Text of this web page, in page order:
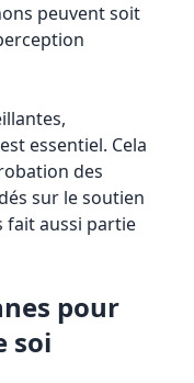
peuvent soit
essentiel. Cela
des
sur le soutien
fait aussi partie
pour
soi